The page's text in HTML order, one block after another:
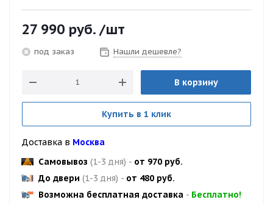
27 990 руб. /шт
под заказ Нашли дешевле?
В корзину
Купить в 1 клик
Доставка в Москва
Самовывоз (1-3 дня) - от 970 руб.
До двери (1-3 дня) - от 480 руб.
Возможна бесплатная доставка - Бесплатно!